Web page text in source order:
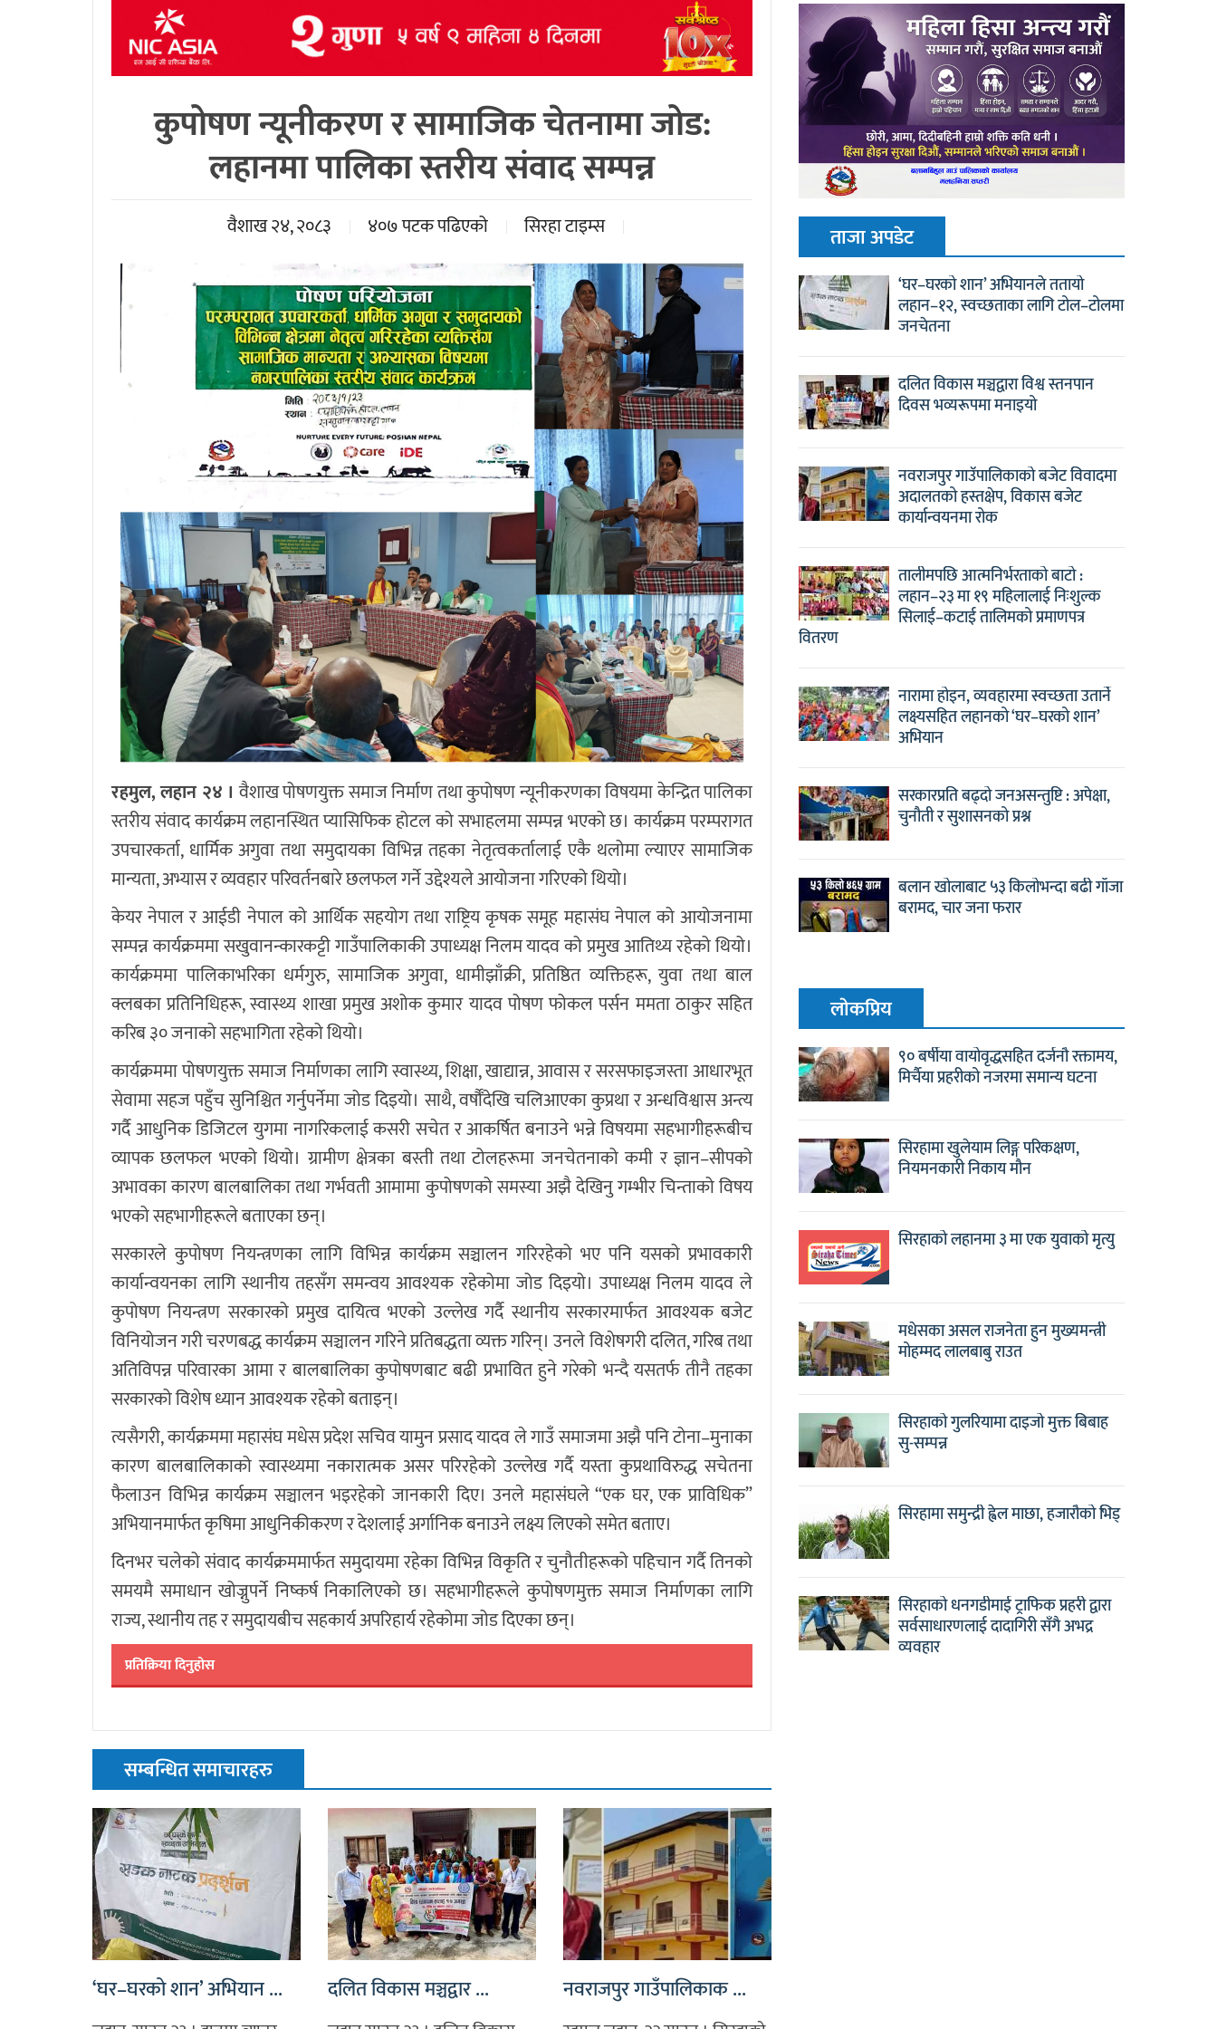
कुपोषण न्यूनीकरण र सामाजिक चेतनामा जोड:
लहानमा पालिका स्तरीय संवाद सम्पन्न
वैशाख २४, २०८३ ४०७ पटक पढिएको सिरहा टाइम्स
रहमुल, लहान २४ । वैशाख पोषणयुक्त समाज निर्माण तथा कुपोषण न्यूनीकरणका विषयमा केन्द्रित पालिका
स्तरीय संवाद कार्यक्रम लहानस्थित प्यासिफिक होटल को सभाहलमा सम्पन्न भएको छ। कार्यक्रम परम्परागत
उपचारकर्ता, धार्मिक अगुवा तथा समुदायका विभिन्न तहका नेतृत्वकर्तालाई एकै थलोमा ल्याएर सामाजिक
मान्यता, अभ्यास र व्यवहार परिवर्तनबारे छलफल गर्ने उद्देश्यले आयोजना गरिएको थियो।
केयर नेपाल र आईडी नेपाल को आर्थिक सहयोग तथा राष्ट्रिय कृषक समूह महासंघ नेपाल को आयोजनामा
सम्पन्न कार्यक्रममा सखुवानन्कारकट्टी गाउँपालिकाकी उपाध्यक्ष निलम यादव को प्रमुख आतिथ्य रहेको थियो।
कार्यक्रममा पालिकाभरिका धर्मगुरु, सामाजिक अगुवा, धामीझाँक्री, प्रतिष्ठित व्यक्तिहरू, युवा तथा बाल
क्लबका प्रतिनिधिहरू, स्वास्थ्य शाखा प्रमुख अशोक कुमार यादव पोषण फोकल पर्सन ममता ठाकुर सहित
करिब ३० जनाको सहभागिता रहेको थियो।
कार्यक्रममा पोषणयुक्त समाज निर्माणका लागि स्वास्थ्य, शिक्षा, खाद्यान्न, आवास र सरसफाइजस्ता आधारभूत
सेवामा सहज पहुँच सुनिश्चित गर्नुपर्नेमा जोड दिइयो। साथै, वर्षौँदेखि चलिआएका कुप्रथा र अन्धविश्वास अन्त्य
गर्दै आधुनिक डिजिटल युगमा नागरिकलाई कसरी सचेत र आकर्षित बनाउने भन्ने विषयमा सहभागीहरूबीच
व्यापक छलफल भएको थियो। ग्रामीण क्षेत्रका बस्ती तथा टोलहरूमा जनचेतनाको कमी र ज्ञान–सीपको
अभावका कारण बालबालिका तथा गर्भवती आमामा कुपोषणको समस्या अझै देखिनु गम्भीर चिन्ताको विषय
भएको सहभागीहरूले बताएका छन्।
सरकारले कुपोषण नियन्त्रणका लागि विभिन्न कार्यक्रम सञ्चालन गरिरहेको भए पनि यसको प्रभावकारी
कार्यान्वयनका लागि स्थानीय तहसँग समन्वय आवश्यक रहेकोमा जोड दिइयो। उपाध्यक्ष निलम यादव ले
कुपोषण नियन्त्रण सरकारको प्रमुख दायित्व भएको उल्लेख गर्दै स्थानीय सरकारमार्फत आवश्यक बजेट
विनियोजन गरी चरणबद्ध कार्यक्रम सञ्चालन गरिने प्रतिबद्धता व्यक्त गरिन्। उनले विशेषगरी दलित, गरिब तथा
अतिविपन्न परिवारका आमा र बालबालिका कुपोषणबाट बढी प्रभावित हुने गरेको भन्दै यसतर्फ तीनै तहका
सरकारको विशेष ध्यान आवश्यक रहेको बताइन्।
त्यसैगरी, कार्यक्रममा महासंघ मधेस प्रदेश सचिव यामुन प्रसाद यादव ले गाउँ समाजमा अझै पनि टोना–मुनाका
कारण बालबालिकाको स्वास्थ्यमा नकारात्मक असर परिरहेको उल्लेख गर्दै यस्ता कुप्रथाविरुद्ध सचेतना
फैलाउन विभिन्न कार्यक्रम सञ्चालन भइरहेको जानकारी दिए। उनले महासंघले “एक घर, एक प्राविधिक”
अभियानमार्फत कृषिमा आधुनिकीकरण र देशलाई अर्गानिक बनाउने लक्ष्य लिएको समेत बताए।
दिनभर चलेको संवाद कार्यक्रममार्फत समुदायमा रहेका विभिन्न विकृति र चुनौतीहरूको पहिचान गर्दै तिनको
समयमै समाधान खोज्नुपर्ने निष्कर्ष निकालिएको छ। सहभागीहरूले कुपोषणमुक्त समाज निर्माणका लागि
राज्य, स्थानीय तह र समुदायबीच सहकार्य अपरिहार्य रहेकोमा जोड दिएका छन्।
प्रतिक्रिया दिनुहोस
सम्बन्धित समाचारहरु
‘घर–घरको शान’ अभियान ... दलित विकास मञ्चद्वार ... नवराजपुर गाउँपालिकाक ...
ताजा अपडेट
‘घर–घरको शान’ अभियानले ततायो
लहान–१२, स्वच्छताका लागि टोल–टोलमा
जनचेतना
दलित विकास मञ्चद्वारा विश्व स्तनपान
दिवस भव्यरूपमा मनाइयो
नवराजपुर गाउँपालिकाको बजेट विवादमा
अदालतको हस्तक्षेप, विकास बजेट
कार्यान्वयनमा रोक
तालीमपछि आत्मनिर्भरताको बाटो :
लहान–२३ मा १९ महिलालाई निःशुल्क
सिलाई–कटाई तालिमको प्रमाणपत्र
वितरण
नारामा होइन, व्यवहारमा स्वच्छता उतार्ने
लक्ष्यसहित लहानको ‘घर–घरको शान’
अभियान
सरकारप्रति बढ्दो जनअसन्तुष्टि : अपेक्षा,
चुनौती र सुशासनको प्रश्न
बलान खोलाबाट ५३ किलोभन्दा बढी गाँजा
बरामद, चार जना फरार
लाेकप्रिय
९० बर्षीया वायोवृद्धसहित दर्जनौ रक्तामय,
मिर्चैया प्रहरीको नजरमा समान्य घटना
सिरहामा खुलेयाम लिङ्ग परिकक्षण,
नियमनकारी निकाय मौन
सिरहाको लहानमा ३ मा एक युवाको मृत्यु
मधेसका असल राजनेता हुन मुख्यमन्त्री
मोहम्मद लालबाबु राउत
सिरहाको गुलरियामा दाइजो मुक्त बिबाह
सु-सम्पन्न
सिरहामा समुन्द्री ह्वेल माछा, हजारौको भिड्
सिरहाको धनगडीमाई ट्राफिक प्रहरी द्वारा
सर्वसाधारणलाई दादागिरी सँगै अभद्र
व्यवहार